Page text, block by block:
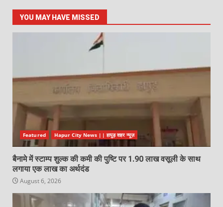
YOU MAY HAVE MISSED
Featured Hapur City News || हापुड़ शहर न्यूज़
बैनामे में स्टाम्प शुल्क की कमी की पुष्टि पर 1.90 लाख वसूली के साथ
लगाया एक लाख का अर्थदंड
August 6, 2026